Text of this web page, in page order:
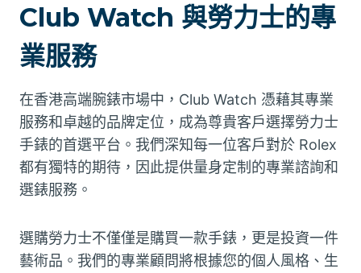
Club Watch 與勞力士的專
業服務
在香港高端腕錶市場中，Club Watch 憑藉其專業
服務和卓越的品牌定位，成為尊貴客戶選擇勞力士
手錶的首選平台。我們深知每一位客戶對於 Rolex
都有獨特的期待，因此提供量身定制的專業諮詢和
選錶服務。
選購勞力士不僅僅是購買一款手錶，更是投資一件
藝術品。我們的專業顧問將根據您的個人風格、生